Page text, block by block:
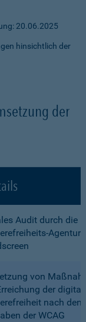
20.06.2025
hinsichtlich der
der
Audit durch die
Agentur
von
der
nach den
der WCAG